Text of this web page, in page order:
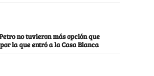
no tuvieron más opción que
la que entró a la Casa Blanca